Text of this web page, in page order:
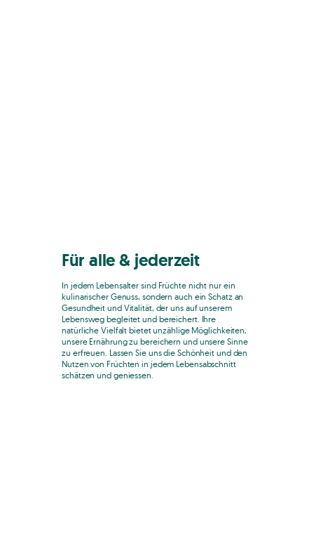
Für alle & jederzeit
In jedem Lebensalter sind Früchte nicht nur ein
kulinarischer Genuss, sondern auch ein Schatz an
Gesundheit und Vitalität, der uns auf unserem
Lebensweg begleitet und bereichert. Ihre
natürliche Vielfalt bietet unzählige Möglichkeiten,
unsere Ernährung zu bereichern und unsere Sinne
zu erfreuen. Lassen Sie uns die Schönheit und den
Nutzen von Früchten in jedem Lebensabschnitt
schätzen und geniessen.